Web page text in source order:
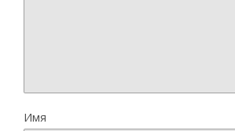
Имя